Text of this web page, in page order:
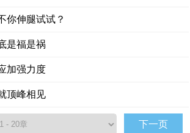
你伸腿试试？
是福是祸
加强力度
顶峰相见
下一页